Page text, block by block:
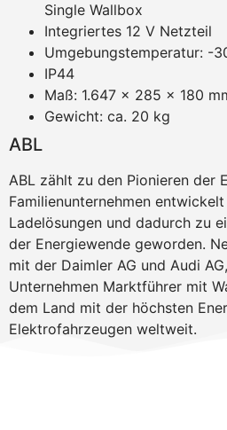
Single Wallbox
Integriertes 12 V Netzteil
Umgebungstemperatur: -
IP44
Maß: 1.647 x 285 x 180
Gewicht: ca. 20 kg
ABL
ABL zählt zu den Pionieren der
Familienunternehmen
Ladelösungen und dadurch zu
der Energiewende geworden.
mit der Daimler AG und Audi
Unternehmen Marktführer mit
dem Land mit der höchsten
Elektrofahrzeugen weltweit.